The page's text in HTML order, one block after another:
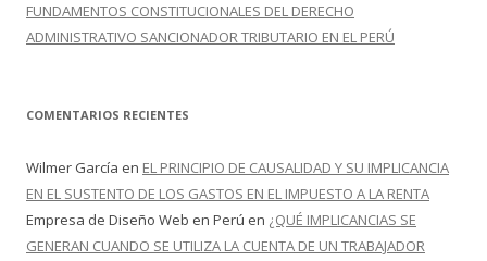
FUNDAMENTOS CONSTITUCIONALES DEL DERECHO
ADMINISTRATIVO SANCIONADOR TRIBUTARIO EN EL PERÚ
COMENTARIOS RECIENTES
Wilmer García en EL PRINCIPIO DE CAUSALIDAD Y SU IMPLICANCIA
EN EL SUSTENTO DE LOS GASTOS EN EL IMPUESTO A LA RENTA
Empresa de Diseño Web en Perú en ¿QUÉ IMPLICANCIAS SE
GENERAN CUANDO SE UTILIZA LA CUENTA DE UN TRABAJADOR